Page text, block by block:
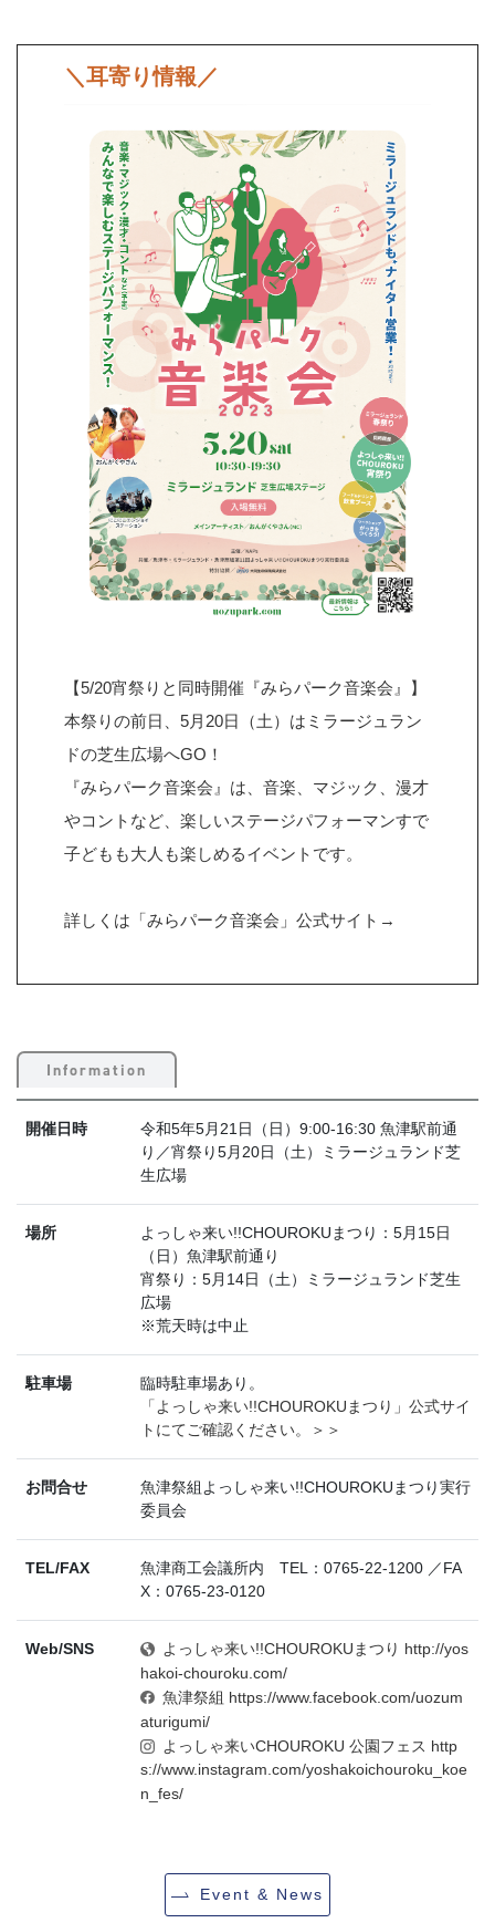
＼耳寄り情報／
【5/20宵祭りと同時開催『みらパーク音楽会』】
本祭りの前日、5月20日（土）はミラージュラン
ドの芝生広場へGO！
『みらパーク音楽会』は、音楽、マジック、漫才
やコントなど、楽しいステージパフォーマンすで
子どもも大人も楽しめるイベントです。
詳しくは「みらパーク音楽会」公式サイト→
Information
開催日時
令和5年5月21日（日）9:00-16:30 魚津駅前通
り／宵祭り5月20日（土）ミラージュランド芝
生広場
場所
よっしゃ来い!!CHOUROKUまつり：5月15日
（日）魚津駅前通り
宵祭り：5月14日（土）ミラージュランド芝生
広場
※荒天時は中止
駐車場
臨時駐車場あり。
「よっしゃ来い!!CHOUROKUまつり」公式サイ
トにてご確認ください。＞＞
お問合せ
魚津祭組よっしゃ来い!!CHOUROKUまつり実行
委員会
TEL/FAX
魚津商工会議所内 TEL：0765-22-1200 ／FA
X：0765-23-0120
Web/SNS
よっしゃ来い!!CHOUROKUまつり http://yos
hakoi-chouroku.com/
魚津祭組 https://www.facebook.com/uozum
aturigumi/
よっしゃ来いCHOUROKU 公園フェス http
s://www.instagram.com/yoshakoichouroku_koe
n_fes/
Event & News